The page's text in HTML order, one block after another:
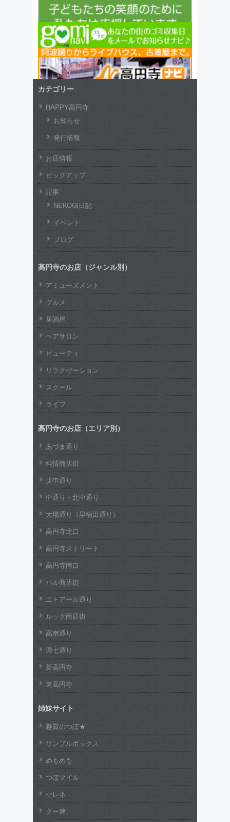
カテゴリー
HAPPY高円寺
お知らせ
発行情報
お店情報
ピックアップ
記事
NEKOGi日記
イベント
ブログ
高円寺のお店（ジャンル別）
アミューズメント
グルメ
居酒屋
ヘアサロン
ビューティ
リラクゼーション
スクール
ライフ
高円寺のお店（エリア別）
あづま通り
純情商店街
庚申通り
中通り・北中通り
大場通り（早稲田通り）
高円寺北口
高円寺ストリート
高円寺南口
パル商店街
エトアール通り
ルック商店街
高南通り
環七通り
新高円寺
東高円寺
姉妹サイト
懸賞のつぼ★
サンプルボックス
めもめも
つぼマイル
セレネ
クー速